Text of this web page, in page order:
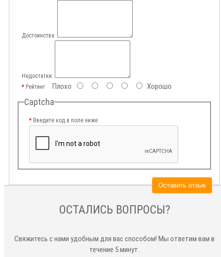
Достоинства:
Недостатки:
РейтингПлохо Хорошо
Captcha
Введите код в поле ниже
Оставить отзыв
ОСТАЛИСЬ ВОПРОСЫ?
Свяжитесь с нами удобным для вас способом! Мы ответим вам в
течение 5 минут.